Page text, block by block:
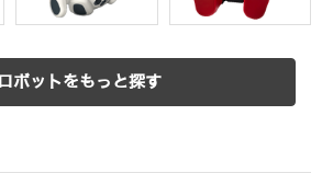
ロボットをもっと探す